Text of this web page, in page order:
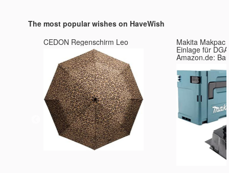
Lastwagen
The most popular wishes on HaveWish
CEDON Regenschirm Leo
Makita Makpac
Einlage für
Amazon.de: